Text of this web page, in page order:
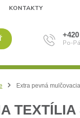
KONTAKTY
Po-
Extra pevná